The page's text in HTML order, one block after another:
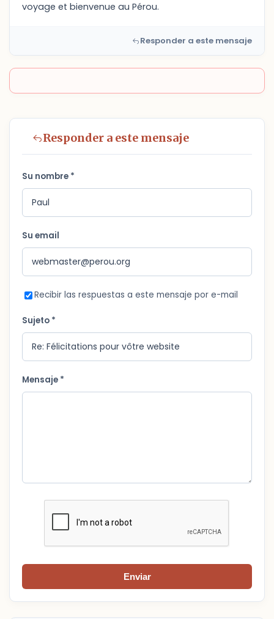
voyage et bienvenue au Pérou.
Responder a este mensaje
Responder a este mensaje
Su nombre *
Su email
Recibir las respuestas a este mensaje por e-mail
Sujeto *
Mensaje *
Enviar